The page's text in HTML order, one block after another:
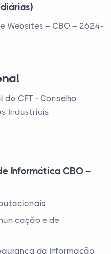
Websites – CBO – 2624-
do CFT - Conselho
Industriais
Informática CBO –
e de
da Informação